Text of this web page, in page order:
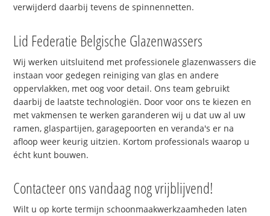
verwijderd daarbij tevens de spinnennetten.
Lid Federatie Belgische Glazenwassers
Wij werken uitsluitend met professionele glazenwassers die
instaan voor gedegen reiniging van glas en andere
oppervlakken, met oog voor detail. Ons team gebruikt
daarbij de laatste technologiën. Door voor ons te kiezen en
met vakmensen te werken garanderen wij u dat uw al uw
ramen, glaspartijen, garagepoorten en veranda's er na
afloop weer keurig uitzien. Kortom professionals waarop u
écht kunt bouwen.
Contacteer ons vandaag nog vrijblijvend!
Wilt u op korte termijn schoonmaakwerkzaamheden laten